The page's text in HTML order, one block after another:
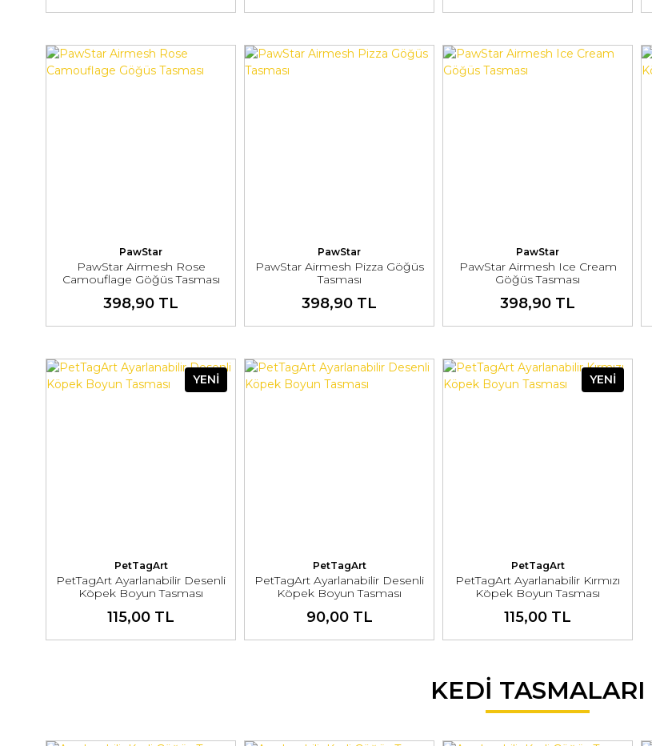
PawStar
PawStar Airmesh Rose
Camouflage Göğüs Tasması
398,90 TL
PawStar
PawStar Airmesh Pizza Göğüs
Tasması
398,90 TL
PawStar
PawStar Airmesh Ice Cream
Göğüs Tasması
398,90 TL
YENİ
PetTagArt
PetTagArt Ayarlanabilir Desenli
Köpek Boyun Tasması
115,00 TL
PetTagArt
PetTagArt Ayarlanabilir Desenli
Köpek Boyun Tasması
90,00 TL
YENİ
PetTagArt
PetTagArt Ayarlanabilir Kırmızı
Köpek Boyun Tasması
115,00 TL
KEDİ TASMALARI